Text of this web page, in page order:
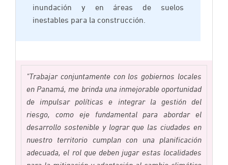
inundación y en áreas de suelos
inestables para la construcción.
"Trabajar conjuntamente con los gobiernos locales
en Panamá, me brinda una inmejorable oportunidad
de impulsar políticas e integrar la gestión del
riesgo, como eje fundamental para abordar el
desarrollo sostenible y lograr que las ciudades en
nuestro territorio cumplan con una planificación
adecuada, el rol que deben jugar estas localidades